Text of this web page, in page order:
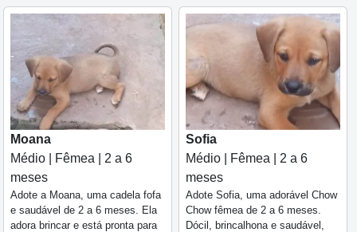
Moana
Médio | Fêmea | 2 a 6
meses
Adote a Moana, uma cadela fofa
e saudável de 2 a 6 meses. Ela
adora brincar e está pronta para
Sofia
Médio | Fêmea | 2 a 6
meses
Adote Sofia, uma adorável Chow
Chow fêmea de 2 a 6 meses.
Dócil, brincalhona e saudável,